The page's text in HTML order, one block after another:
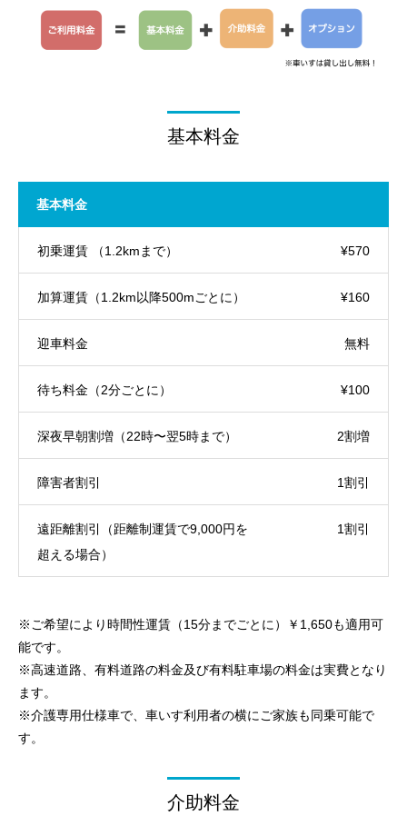
基本料金
基本料金
初乗運賃 （1.2kmまで） ¥570
加算運賃（1.2km以降500mごとに） ¥160
迎車料金 無料
待ち料金（2分ごとに） ¥100
深夜早朝割増（22時〜翌5時まで） 2割増
障害者割引 1割引
遠距離割引（距離制運賃で9,000円を
超える場合）
1割引
※ご希望により時間性運賃（15分までごとに）￥1,650も適用可
能です。
※高速道路、有料道路の料金及び有料駐車場の料金は実費となり
ます。
※介護専用仕様車で、車いす利用者の横にご家族も同乗可能で
す。
介助料金